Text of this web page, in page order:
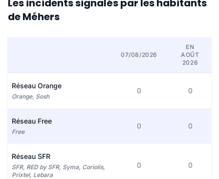
Les incidents signalés par les habitants
de Méhers
07/08/2026
EN
AOÛT
2026
Réseau Orange
Orange, Sosh
0 0
Réseau Free
Free
0 0
Réseau SFR
SFR, RED by SFR, Syma, Coriolis,
Prixtel, Lebara
0 0